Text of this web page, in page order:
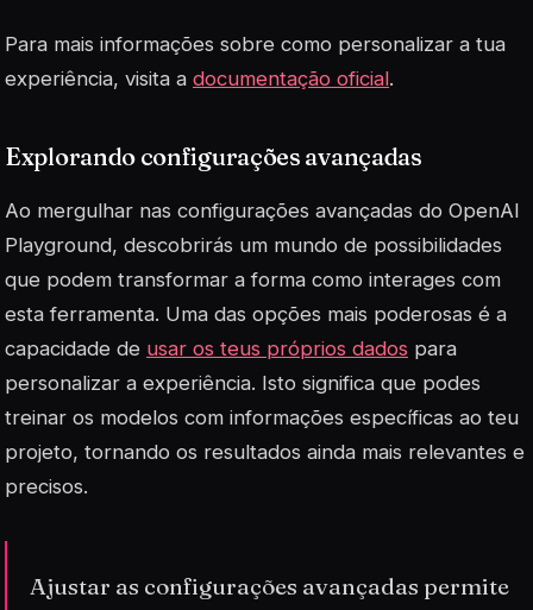
Para mais informações sobre como personalizar a tua
experiência, visita a documentação oficial.
Explorando configurações avançadas
Ao mergulhar nas configurações avançadas do OpenAI
Playground, descobrirás um mundo de possibilidades
que podem transformar a forma como interages com
esta ferramenta. Uma das opções mais poderosas é a
capacidade de usar os teus próprios dados para
personalizar a experiência. Isto significa que podes
treinar os modelos com informações específicas ao teu
projeto, tornando os resultados ainda mais relevantes e
precisos.
Ajustar as configurações avançadas permite